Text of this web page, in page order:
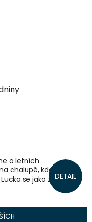
DETAIL
o letních
chalupě, kde není
se jako zázrakem